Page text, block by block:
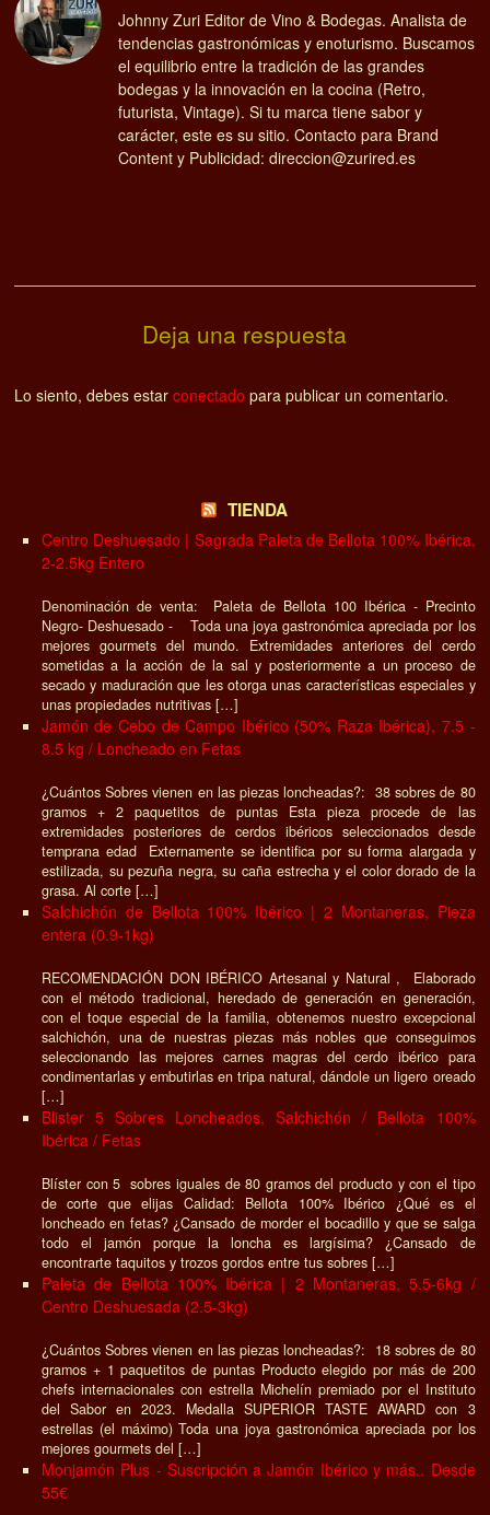
Johnny Zuri Editor de Vino & Bodegas. Analista de
tendencias gastronómicas y enoturismo. Buscamos
el equilibrio entre la tradición de las grandes
bodegas y la innovación en la cocina (Retro,
futurista, Vintage). Si tu marca tiene sabor y
carácter, este es su sitio. Contacto para Brand
Content y Publicidad: direccion@zurired.es
Deja una respuesta
Lo siento, debes estarconectado para publicar un comentario.
TIENDA
Centro Deshuesado | Sagrada Paleta de Bellota 100% Ibérica,
2-2.5kg Entero
Denominación de venta: Paleta de Bellota 100 Ibérica - Precinto
Negro- Deshuesado - Toda una joya gastronómica apreciada por los
mejores gourmets del mundo. Extremidades anteriores del cerdo
sometidas a la acción de la sal y posteriormente a un proceso de
secado y maduración que les otorga unas características especiales y
unas propiedades nutritivas […]
Jamón de Cebo de Campo Ibérico (50% Raza Ibérica), 7.5 -
8.5 kg / Loncheado en Fetas
¿Cuántos Sobres vienen en las piezas loncheadas?: 38 sobres de 80
gramos + 2 paquetitos de puntas Esta pieza procede de las
extremidades posteriores de cerdos ibéricos seleccionados desde
temprana edad Externamente se identifica por su forma alargada y
estilizada, su pezuña negra, su caña estrecha y el color dorado de la
grasa. Al corte […]
Salchichón de Bellota 100% Ibérico | 2 Montaneras, Pieza
entera (0.9-1kg)
RECOMENDACIÓN DON IBÉRICO Artesanal y Natural , Elaborado
con el método tradicional, heredado de generación en generación,
con el toque especial de la familia, obtenemos nuestro excepcional
salchichón, una de nuestras piezas más nobles que conseguimos
seleccionando las mejores carnes magras del cerdo ibérico para
condimentarlas y embutirlas en tripa natural, dándole un ligero oreado
[…]
Blister 5 Sobres Loncheados, Salchichón / Bellota 100%
Ibérica / Fetas
Blíster con 5 sobres iguales de 80 gramos del producto y con el tipo
de corte que elijas Calidad: Bellota 100% Ibérico ¿Qué es el
loncheado en fetas? ¿Cansado de morder el bocadillo y que se salga
todo el jamón porque la loncha es largísima? ¿Cansado de
encontrarte taquitos y trozos gordos entre tus sobres […]
Paleta de Bellota 100% Ibérica | 2 Montaneras, 5.5-6kg /
Centro Deshuesada (2.5-3kg)
¿Cuántos Sobres vienen en las piezas loncheadas?: 18 sobres de 80
gramos + 1 paquetitos de puntas Producto elegido por más de 200
chefs internacionales con estrella Michelín premiado por el Instituto
del Sabor en 2023. Medalla SUPERIOR TASTE AWARD con 3
estrellas (el máximo) Toda una joya gastronómica apreciada por los
mejores gourmets del […]
Monjamón Plus - Suscripción a Jamón Ibérico y más.. Desde
55€